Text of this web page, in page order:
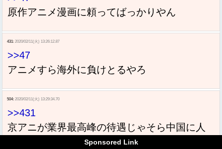
原作アニメ漫画に頼ってばっかりやん
431: 2020/02/11(火) 13:26:12.87
>>47
アニメすら海外に負けとるやろ
504: 2020/02/11(火) 13:29:34.70
>>431
京アニが業界最高峰の待遇じゃそら中国に人
Sponsored Link